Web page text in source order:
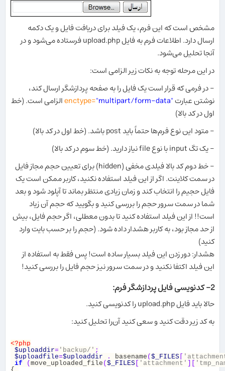
مشخص است که این فرم، یک فیلد برای دریافت فایل و یک دکمه
ارسال دارد. اطلاعات فرم به فایل upload.php فرستاده می‌شود و در
آنجا تحلیل می‌شود.
در این مرحله توجه به نکات زیر الزامی است:
- در فرمی که قرار است یک فایل را به صفحه پردازشگر ارسال کند،
نوشتن عبارت
enctype="multipart/form-data"‎
الزامی است. (خط
اول در کد بالا)
- متود این نوع فرم‌ها حتماً باید post باشد. (خط اول در کد بالا)
- یک تگ input با نوع file نیاز دارید. (خط سوم در کد بالا)
- خط دوم کد بالا فیلدی مخفی (hidden) برای تعیین حجم مجاز فایل
در سمت کلاینت. اگر از این فیلد استفاده نکنید، کاربر ممکن است یک
فایل حجیم را انتخاب کند و زمان زیادی منتظر بماند تا آپلود شود و بعد
شما در سمت سرور حجم را بررسی کنید و بگویید که حجم آن زیاد
است!! از این فیلد استفاده کنید تا بدون معطلی، اگر حجم فایل، بیش
از حد مجاز بود، به کاربر هشدار داده شود. (حجم را بر حسب بایت وارد
کنید)
هشدار: دور زدن این فیلد بسیار ساده است! پس فقط به استفاده از
این فیلد اکتفا نکنید و در سمت سرور نیز حجم فایل را بررسی کنید!
2- کدنویسی فایل پردازشگر فرم:
حالا باید فایل upload.php را کدنویسی کنید.
به کد زیر دقت کنید و سعی کنید آن‌را تحلیل کنید:
<?php
$uploaddir= 'backup/'
$uploadfile=$uploaddir . basename ( $_FILES
if
( move_uploaded_file ( $_FILES 'attachment'